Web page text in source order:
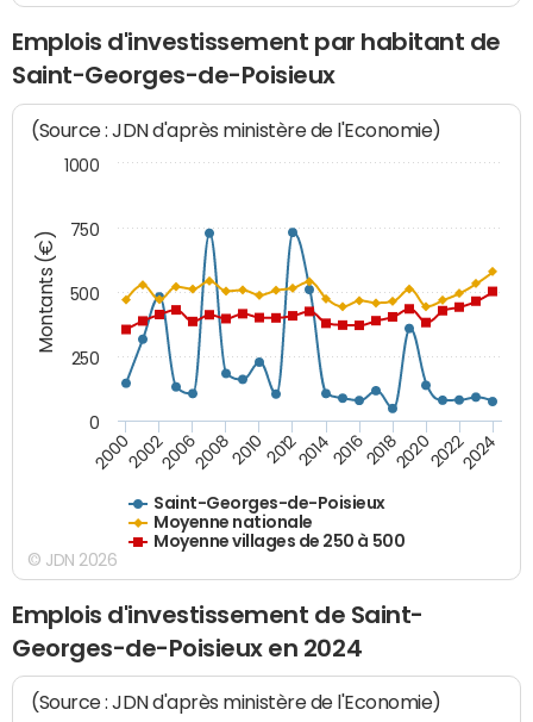
Emplois d'investissement par habitant de
Saint-Georges-de-Poisieux
Montants (€)
(Source : JDN d'après ministère de l'Economie)
Saint-Georges-de-Poisieux
Moyenne nationale
Moyenne villages de 250 à 500
200020022006200820102012201420162018202020222024
0
250
500
750
1000
© JDN 2026
Emplois d'investissement de Saint-
Georges-de-Poisieux en 2024
(Source : JDN d'après ministère de l'Economie)